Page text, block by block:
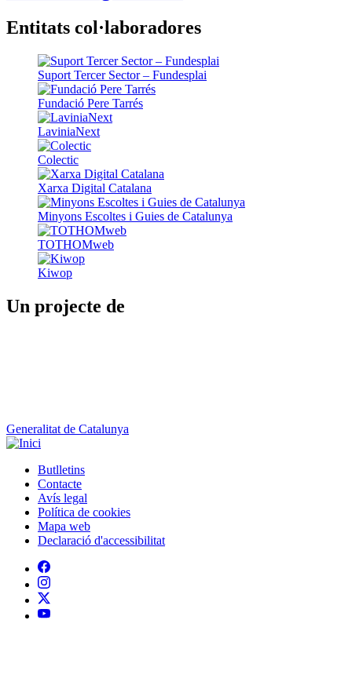
Entitats col·laboradores
Suport Tercer Sector – Fundesplai
Fundació Pere Tarrés
LaviniaNext
Colectic
Xarxa Digital Catalana
Minyons Escoltes i Guies de Catalunya
TOTHOMweb
Kiwop
Un projecte de
Generalitat de Catalunya
Peu
Butlletins
Contacte
Avís legal
Política de cookies
Mapa web
Declaració d'accessibilitat